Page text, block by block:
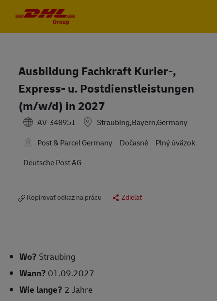
Ausbildung Fachkraft Kurier-,
Express- u. Postdienstleistungen
(m/w/d) in 2027
AV-348951
Straubing,Bayern,Germany
Post & Parcel Germany
Dočasné
Plný úväzok
Deutsche Post AG
Kopírovať odkaz na prácu Zdieľať
Wo? Straubing
Wann? 01.09.2027
Wie lange? 2 Jahre